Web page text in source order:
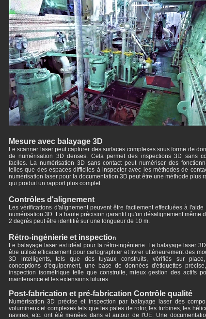
Mesure avec balayage 3D
Le scanner laser peut capturer des surfaces complexes sous forme de
de numérisation 3D denses. Cela permet des inspections 3D sans
faciles. La numérisation 3D sans contact peut numériser des
telles que des espaces difficiles à inspecter avec les méthodes de
numérisation laser pour la documentation 3D peut être une méthode plus
qui produit un rapport plus complet.
Contrôles d'alignement
Les vérifications d'alignement peuvent être facilement effectuées à l'aide
numérisation 3D. La haute précision garantit qu'un désalignement même
2 degrés peut être identifié sur une longueur de 10 m.
Rétro-ingénierie et inspection
Le balayage laser est idéal pour la rétro-ingénierie. Le balayage laser
être utilisé efficacement pour cartographier et livrer ultérieurement des
3D intelligents, tels que des tuyaux construits, vérifiés sur
conceptions d'équipement, une base de données d'étiquettes
inspection isométrique telle que construite, mieux gestion des actifs
maintenance et les extensions futures.
Post-fabrication et pré-fabrication Contrôle qualité
Numérisation 3D précise et inspection par balayage laser des
volumineux et complexes tels que les pales de rotor, les turbines, les
navires, etc. ont été menées dans et autour de l'UE. Une